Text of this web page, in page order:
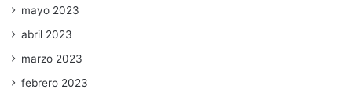
mayo 2023
abril 2023
marzo 2023
febrero 2023